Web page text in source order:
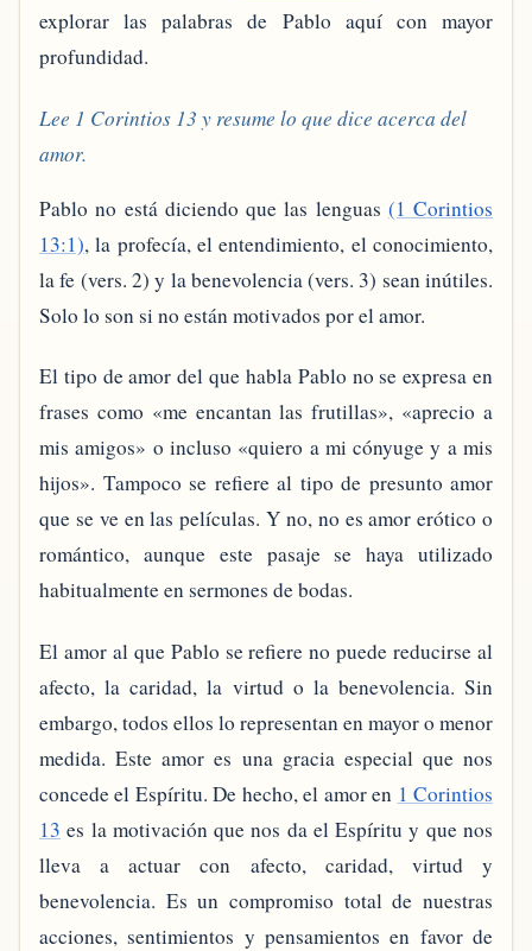
explorar las palabras de Pablo aquí con mayor
profundidad.
Lee 1 Corintios 13 y resume lo que dice acerca del
amor.
Pablo no está diciendo que las lenguas (1 Corintios
13:1), la profecía, el entendimiento, el conocimiento,
la fe (vers. 2) y la benevolencia (vers. 3) sean inútiles.
Solo lo son si no están motivados por el amor.
El tipo de amor del que habla Pablo no se expresa en
frases como «me encantan las frutillas», «aprecio a
mis amigos» o incluso «quiero a mi cónyuge y a mis
hijos». Tampoco se refiere al tipo de presunto amor
que se ve en las películas. Y no, no es amor erótico o
romántico, aunque este pasaje se haya utilizado
habitualmente en sermones de bodas.
El amor al que Pablo se refiere no puede reducirse al
afecto, la caridad, la virtud o la benevolencia. Sin
embargo, todos ellos lo representan en mayor o menor
medida. Este amor es una gracia especial que nos
concede el Espíritu. De hecho, el amor en 1 Corintios
13 es la motivación que nos da el Espíritu y que nos
lleva a actuar con afecto, caridad, virtud y
benevolencia. Es un compromiso total de nuestras
acciones, sentimientos y pensamientos en favor de